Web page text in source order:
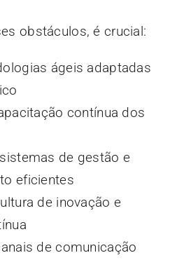
obstáculos, é crucial:
ágeis adaptadas
contínua dos
de gestão e
eficientes
de inovação e
de comunicação